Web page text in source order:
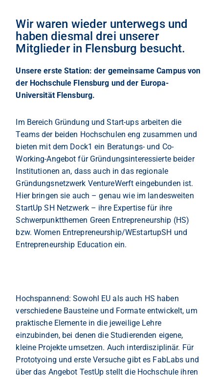
Wir waren wieder unterwegs und
haben diesmal drei unserer
Mitglieder in Flensburg besucht.
Unsere erste Station: der gemeinsame Campus von
der Hochschule Flensburg und der Europa-
Universität Flensburg.
Im Bereich Gründung und Start-ups arbeiten die
Teams der beiden Hochschulen eng zusammen und
bieten mit dem Dock1 ein Beratungs- und Co-
Working-Angebot für Gründungsinteressierte beider
Institutionen an, dass auch in das regionale
Gründungsnetzwerk VentureWerft eingebunden ist.
Hier bringen sie auch – genau wie im landesweiten
StartUp SH Netzwerk – ihre Expertise für ihre
Schwerpunktthemen Green Entrepreneurship (HS)
bzw. Women Entrepreneurship/WEstartupSH und
Entrepreneurship Education ein.
Hochspannend: Sowohl EU als auch HS haben
verschiedene Bausteine und Formate entwickelt, um
praktische Elemente in die jeweilige Lehre
einzubinden, bei denen die Studierenden eigene,
kleine Projekte umsetzen. Auch interdisziplinär. Für
Prototyoing und erste Versuche gibt es FabLabs und
über das Angebot TestUp stellt die Hochschule ihren